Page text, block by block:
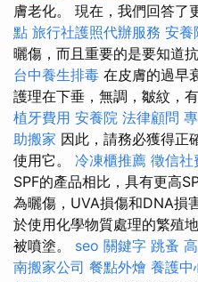
膚老化。 現在，我們回答了
點 旅行社護照代辦服務 安養
曬傷，而且重要的是要知道
台中養生排毒 在皮膚的過早
護理在下垂，無調，皺紋，
植牙費用 安養院 法律顧問
助搬家 因此，請務必獲得正
使用它。 冷凍櫃推薦 徵信社
SPF的產品相比，具有更高
為曬傷，UVA損傷和DNA損
於使用化學物質處理的繁殖
被噴塗。 seo 關鍵字 跳蚤
南搬家公司 餐點外燴 養護中